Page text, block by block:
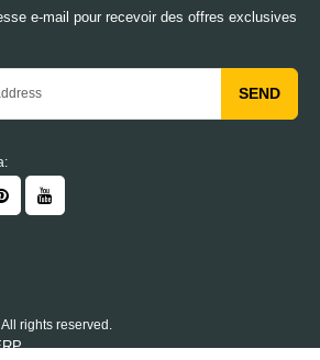
e-mail pour recevoir des offres exclusives
SEND
rights reserved.